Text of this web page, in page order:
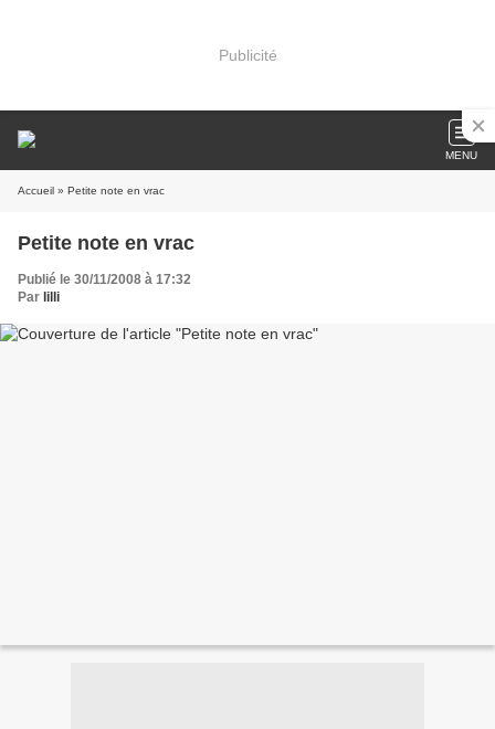
Publicité
MENU
Accueil » Petite note en vrac
Petite note en vrac
Publié le 30/11/2008 à 17:32
Par lilli